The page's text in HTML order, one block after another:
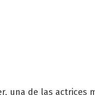
una de las actrices